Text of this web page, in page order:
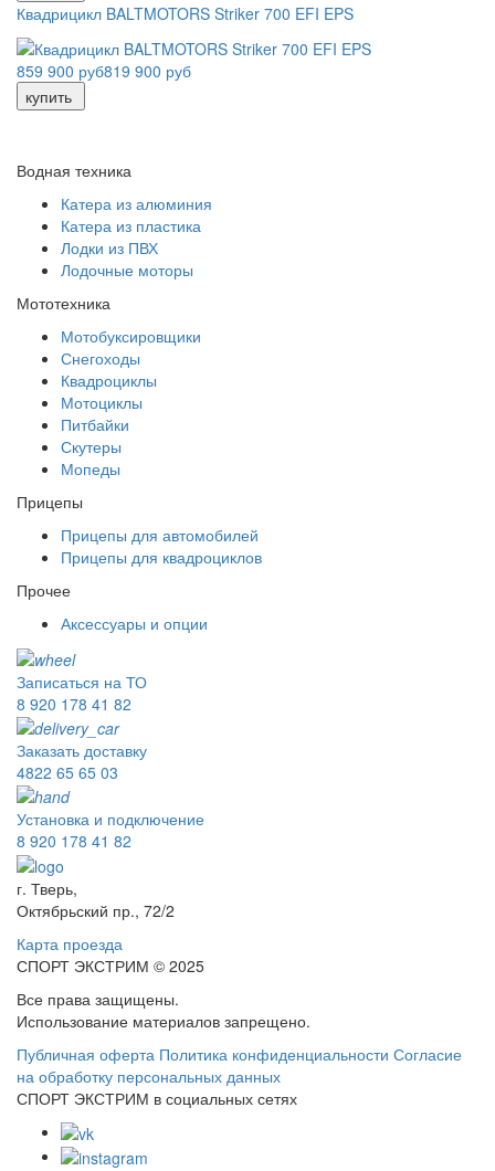
Квадрицикл BALTMOTORS Striker 700 EFI EPS
859 900 руб819 900 руб
купить
Водная техника
Катера из алюминия
Катера из пластика
Лодки из ПВХ
Лодочные моторы
Мототехника
Мотобуксировщики
Снегоходы
Квадроциклы
Мотоциклы
Питбайки
Скутеры
Мопеды
Прицепы
Прицепы для автомобилей
Прицепы для квадроциклов
Прочее
Аксессуары и опции
Записаться на ТО
8 920 178 41 82
Заказать доставку
4822 65 65 03
Установка и подключение
8 920 178 41 82
г. Тверь,
Октябрьский пр., 72/2
Карта проезда
СПОРТ ЭКСТРИМ © 2025
Все права защищены.
Использование материалов запрещено.
Публичная оферта Политика конфиденциальности Согласие
на обработку персональных данных
СПОРТ ЭКСТРИМ в социальных сетях